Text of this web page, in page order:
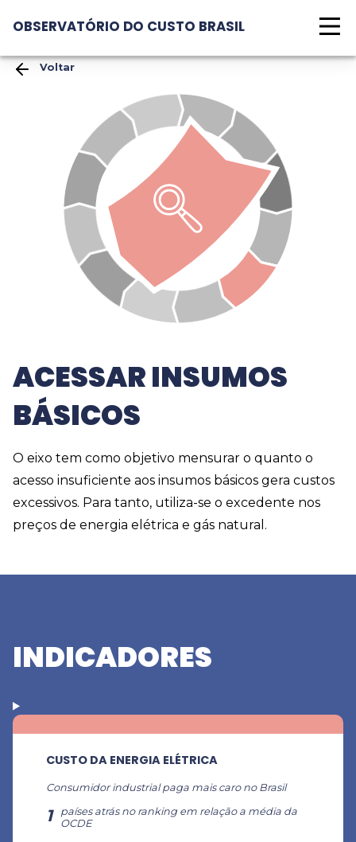
OBSERVATÓRIO DO CUSTO BRASIL
Voltar
ACESSAR INSUMOS
BÁSICOS
O eixo tem como objetivo mensurar o quanto o
acesso insuficiente aos insumos básicos gera custos
excessivos. Para tanto, utiliza-se o excedente nos
preços de energia elétrica e gás natural.
INDICADORES
CUSTO DA ENERGIA ELÉTRICA
Consumidor industrial paga mais caro no Brasil
1
países atrás no ranking em relação a média da
OCDE